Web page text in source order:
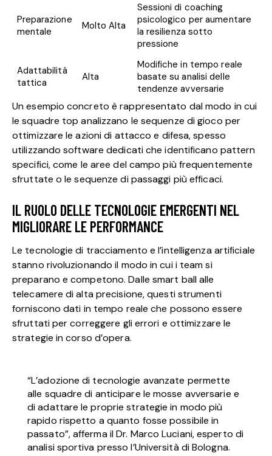
Preparazione
mentale
Molto Alta
Sessioni di coaching
psicologico per aumentare
la resilienza sotto
pressione
Adattabilità
tattica
Alta
Modifiche in tempo reale
basate su analisi delle
tendenze avversarie
Un esempio concreto è rappresentato dal modo in cui
le squadre top analizzano le sequenze di gioco per
ottimizzare le azioni di attacco e difesa, spesso
utilizzando software dedicati che identificano pattern
specifici, come le aree del campo più frequentemente
sfruttate o le sequenze di passaggi più efficaci.
IL RUOLO DELLE TECNOLOGIE EMERGENTI NEL
MIGLIORARE LE PERFORMANCE
Le tecnologie di tracciamento e l’intelligenza artificiale
stanno rivoluzionando il modo in cui i team si
preparano e competono. Dalle smart ball alle
telecamere di alta precisione, questi strumenti
forniscono dati in tempo reale che possono essere
sfruttati per correggere gli errori e ottimizzare le
strategie in corso d’opera.
“L’adozione di tecnologie avanzate permette
alle squadre di anticipare le mosse avversarie e
di adattare le proprie strategie in modo più
rapido rispetto a quanto fosse possibile in
passato”, afferma il Dr. Marco Luciani, esperto di
analisi sportiva presso l’Università di Bologna.